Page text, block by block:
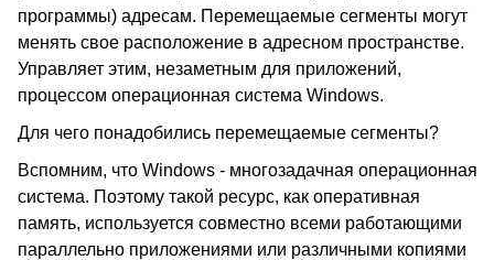
программы) адресам. Перемещаемые сегменты могут
менять свое расположение в адресном пространстве.
Управляет этим, незаметным для приложений,
процессом операционная система Windows.
Для чего понадобились перемещаемые сегменты?
Вспомним, что Windows - многозадачная операционная
система. Поэтому такой ресурс, как оперативная
память, используется совместно всеми работающими
параллельно приложениями или различными копиями